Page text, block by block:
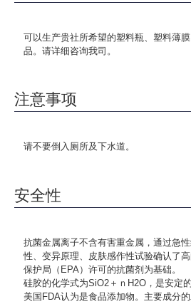
可以生产贵社所希望的塑料瓶、塑料薄
品。请详细咨询我司。
注意事项
请不要倒入厕所及下水道。
安全性
抗菌金属离子不含有害重金属，通过急
性、变异原理、皮肤感作性试验确认了
保护局（EPA）许可的抗菌剂为基础。
硅胶的化学式为SiO2＋ｎH2O，是安定
美国FDA认为是食品添加物。主要成分